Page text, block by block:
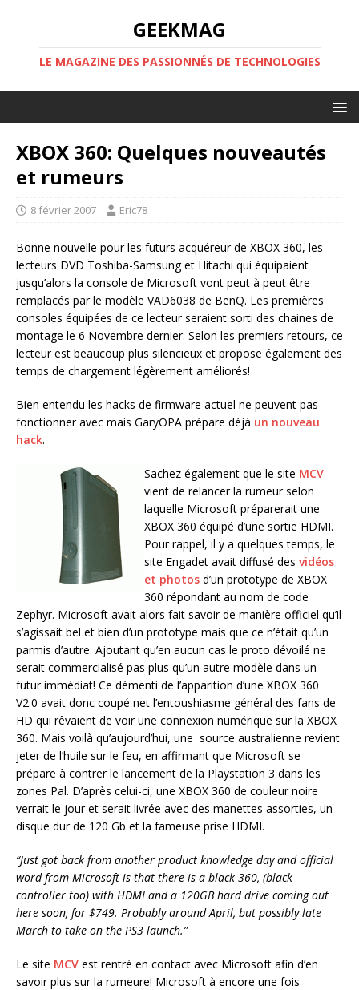
GEEKMAG
LE MAGAZINE DES PASSIONNÉS DE TECHNOLOGIES
XBOX 360: Quelques nouveautés
et rumeurs
8 février 2007 Eric78
Bonne nouvelle pour les futurs acquéreur de XBOX 360, les
lecteurs DVD Toshiba-Samsung et Hitachi qui équipaient
jusqu’alors la console de Microsoft vont peut à peut être
remplacés par le modèle VAD6038 de BenQ. Les premières
consoles équipées de ce lecteur seraient sorti des chaines de
montage le 6 Novembre dernier. Selon les premiers retours, ce
lecteur est beaucoup plus silencieux et propose également des
temps de chargement légèrement améliorés!
Bien entendu les hacks de firmware actuel ne peuvent pas
fonctionner avec mais GaryOPA prépare déjà un nouveau
hack.
Sachez également que le site MCV
vient de relancer la rumeur selon
laquelle Microsoft préparerait une
XBOX 360 équipé d’une sortie HDMI.
Pour rappel, il y a quelques temps, le
site Engadet avait diffusé des vidéos
et photos d’un prototype de XBOX
360 répondant au nom de code
Zephyr. Microsoft avait alors fait savoir de manière officiel qu’il
s’agissait bel et bien d’un prototype mais que ce n’était qu’un
parmis d’autre. Ajoutant qu’en aucun cas le proto dévoilé ne
serait commercialisé pas plus qu’un autre modèle dans un
futur immédiat! Ce démenti de l’apparition d’une XBOX 360
V2.0 avait donc coupé net l’entoushiasme général des fans de
HD qui rêvaient de voir une connexion numérique sur la XBOX
360. Mais voilà qu’aujourd’hui, une source australienne revient
jeter de l’huile sur le feu, en affirmant que Microsoft se
prépare à contrer le lancement de la Playstation 3 dans les
zones Pal. D’après celui-ci, une XBOX 360 de couleur noire
verrait le jour et serait livrée avec des manettes assorties, un
disque dur de 120 Gb et la fameuse prise HDMI.
“Just got back from another product knowledge day and official
word from Microsoft is that there is a black 360, (black
controller too) with HDMI and a 120GB hard drive coming out
here soon, for $749. Probably around April, but possibly late
March to take on the PS3 launch.”
Le site MCV est rentré en contact avec Microsoft afin d’en
savoir plus sur la rumeure! Microsoft à encore une fois